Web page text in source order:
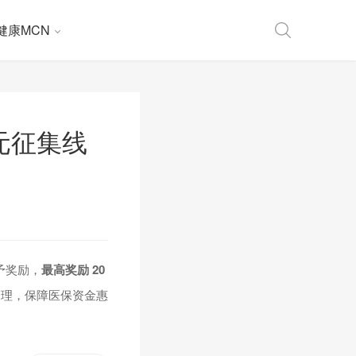
康MCN
征集线
励， 最高奖励 20
，保障医保资金惠